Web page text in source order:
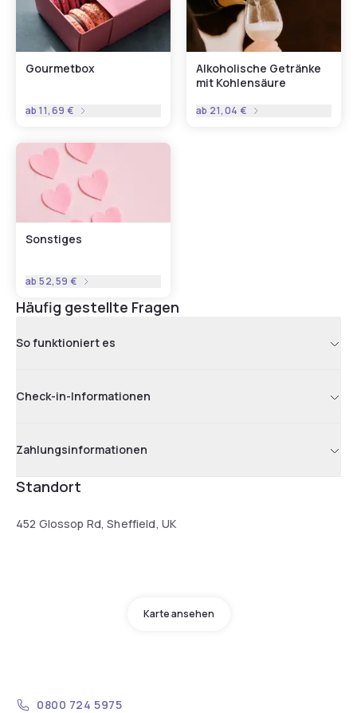
Gourmetbox
ab11,69 €
Alkoholische Getränke
mit Kohlensäure
ab 21,04 €
Sonstiges
ab52,59 €
Häufig gestellte Fragen
So funktioniert es
Check-in-Informationen
Zahlungsinformationen
Standort
452 Glossop Rd, Sheffield, UK
Karte ansehen
0800 724 5975